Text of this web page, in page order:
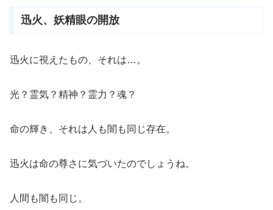
迅火、妖精眼の開放
迅火に視えたもの、それは…。
光？霊気？精神？霊力？魂？
命の輝き、それは人も闇も同じ存在。
迅火は命の尊さに気づいたのでしょうね。
人間も闇も同じ。